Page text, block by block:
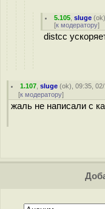
5.105 ,sluge (ok
[к модератору]
distcc
1.107 ,sluge (ok), 09:35,
[к модератору]
жаль не написали с